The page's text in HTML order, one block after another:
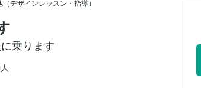
（デザインレッスン・指導）
乗ります
人